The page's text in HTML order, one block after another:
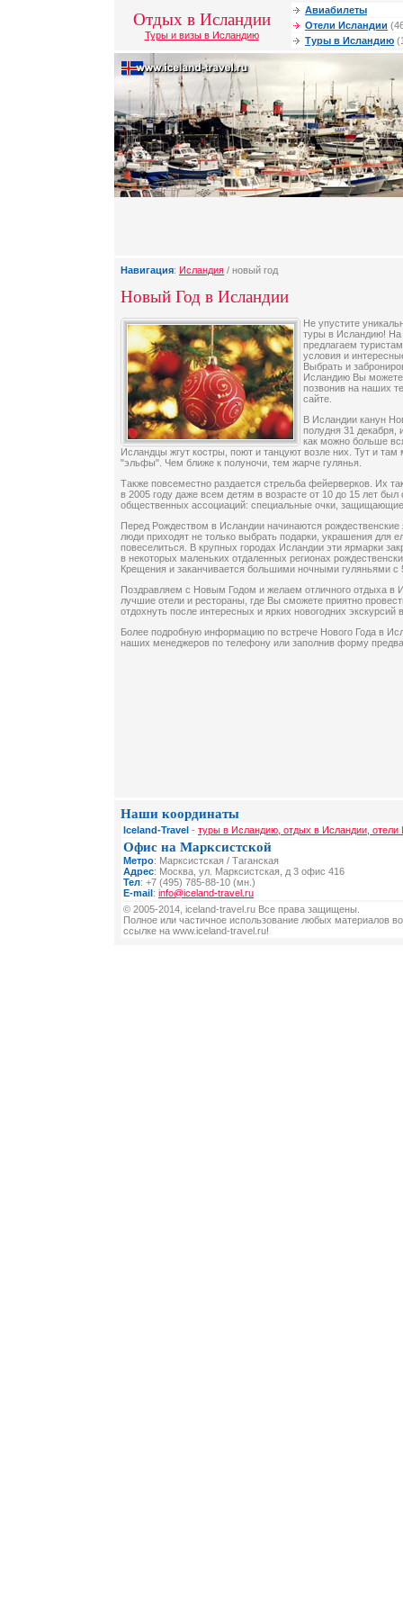
Отдых в Исландии
Туры и визы в Исландию
Авиабилеты
Отели Исландии
Туры в Исландию
Навигация: Исландия / новый год
Новый Год в Исландии
Не упустите
туры в Исландию!
предлагаем
условия и
Выбрать и
Исландию Вы
позвонив на наших
сайте.
В Исландии канун
полудня 31 декабря,
как можно больше
Исландцы жгут костры, поют и танцуют возле них. Тут и
"эльфы". Чем ближе к полуночи, тем жарче гулянья.
Также повсеместно раздается стрельба фейерверков. Их
в 2005 году даже всем детям в возрасте от 10 до 15 лет
общественных ассоциаций: специальные очки, защищающие
Перед Рождеством в Исландии начинаются
люди приходят не только выбрать подарки, украшения для
повеселиться. В крупных городах Исландии эти ярмарки
в некоторых маленьких отдаленных регионах
Крещения и заканчивается большими ночными гуляньями с
Поздравляем с Новым Годом и желаем отличного отдыха в
лучшие отели и рестораны, где Вы сможете приятно
отдохнуть после интересных и ярких новогодних экскурсий
Более подробную информацию по встрече Нового Года в
наших менеджеров по телефону или заполнив форму
Наши координаты
Iceland-Travel - туры в Исландию, отдых в Исландии, отели
Офис на Марксистской
Метро: Марксистская / Таганская
Адрес: Москва, ул. Марксистская, д 3 офис 416
Тел: +7 (495) 785-88-10 (мн.)
E-mail: info@iceland-travel.ru
© 2005-2014, iceland-travel.ru Все права защищены.
Полное или частичное использование любых материалов
ссылке на www.iceland-travel.ru!